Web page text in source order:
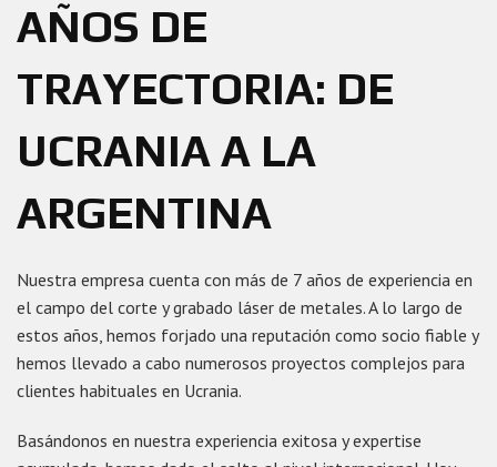
AÑOS DE
TRAYECTORIA: DE
UCRANIA A LA
ARGENTINA
Nuestra empresa cuenta con más de 7 años de experiencia en
el campo del corte y grabado láser de metales. A lo largo de
estos años, hemos forjado una reputación como socio fiable y
hemos llevado a cabo numerosos proyectos complejos para
clientes habituales en Ucrania.
Basándonos en nuestra experiencia exitosa y expertise